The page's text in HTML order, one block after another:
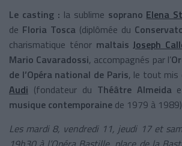
Le casting : la sublime soprano Elena
de Floria Tosca (diplômée du
charismatique ténor maltais Joseph
Mario Cavaradossi, accompagnés par l’
de l’Opéra national de Paris, le tout mis
Audi (fondateur du Théâtre Almeida
musique contemporaine de 1979 à
Les mardi 8, vendredi 11, jeudi 17 et